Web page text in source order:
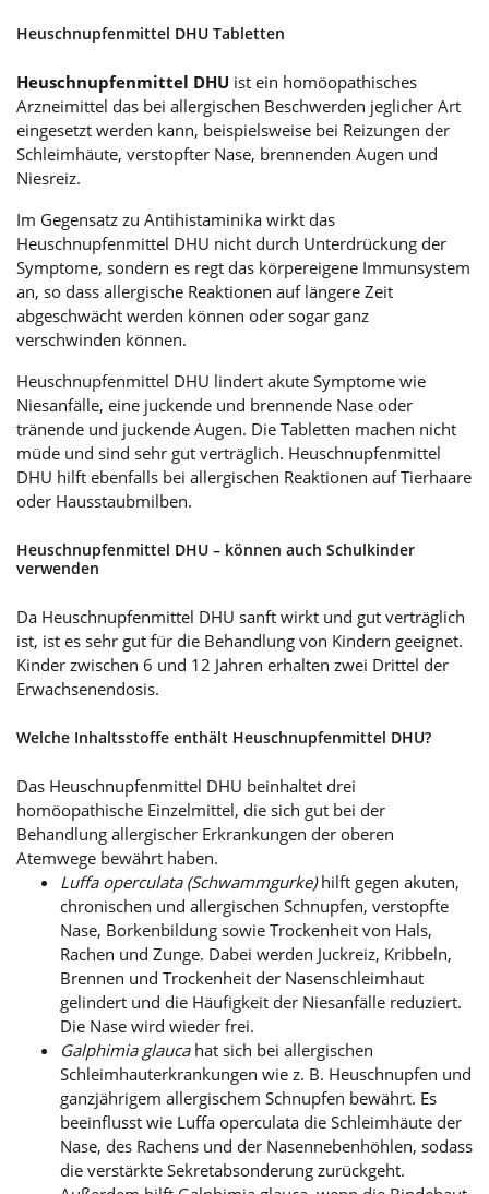
Heuschnupfenmittel DHU Tabletten
Heuschnupfenmittel DHU ist ein homöopathisches
Arzneimittel das bei allergischen Beschwerden jeglicher Art
eingesetzt werden kann, beispielsweise bei Reizungen der
Schleimhäute, verstopfter Nase, brennenden Augen und
Niesreiz.
Im Gegensatz zu Antihistaminika wirkt das
Heuschnupfenmittel DHU nicht durch Unterdrückung der
Symptome, sondern es regt das körpereigene Immunsystem
an, so dass allergische Reaktionen auf längere Zeit
abgeschwächt werden können oder sogar ganz
verschwinden können.
Heuschnupfenmittel DHU lindert akute Symptome wie
Niesanfälle, eine juckende und brennende Nase oder
tränende und juckende Augen. Die Tabletten machen nicht
müde und sind sehr gut verträglich. Heuschnupfenmittel
DHU hilft ebenfalls bei allergischen Reaktionen auf Tierhaare
oder Hausstaubmilben.
Heuschnupfenmittel DHU – können auch Schulkinder
verwenden
Da Heuschnupfenmittel DHU sanft wirkt und gut verträglich
ist, ist es sehr gut für die Behandlung von Kindern geeignet.
Kinder zwischen 6 und 12 Jahren erhalten zwei Drittel der
Erwachsenendosis.
Welche Inhaltsstoffe enthält Heuschnupfenmittel DHU?
Das Heuschnupfenmittel DHU beinhaltet drei
homöopathische Einzelmittel, die sich gut bei der
Behandlung allergischer Erkrankungen der oberen
Atemwege bewährt haben.
Luffa operculata (Schwammgurke)hilft gegen akuten,
chronischen und allergischen Schnupfen, verstopfte
Nase, Borkenbildung sowie Trockenheit von Hals,
Rachen und Zunge. Dabei werden Juckreiz, Kribbeln,
Brennen und Trockenheit der Nasenschleimhaut
gelindert und die Häufigkeit der Niesanfälle reduziert.
Die Nase wird wieder frei.
Galphimia glaucahat sich bei allergischen
Schleimhauterkrankungen wie z. B. Heuschnupfen und
ganzjährigem allergischem Schnupfen bewährt. Es
beeinflusst wie Luffa operculata die Schleimhäute der
Nase, des Rachens und der Nasennebenhöhlen, sodass
die verstärkte Sekretabsonderung zurückgeht.